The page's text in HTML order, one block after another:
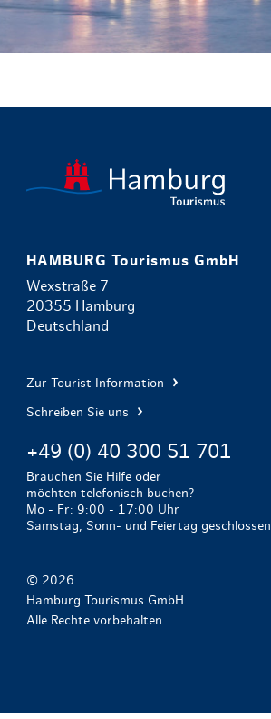
HAMBURG Tourismus GmbH
Wexstraße 7
20355 Hamburg
Deutschland
Zur Tourist Information
Schreiben Sie uns
+49 (0) 40 300 51 701
Brauchen Sie Hilfe oder
möchten telefonisch buchen?
Mo - Fr: 9:00 - 17:00 Uhr
Samstag, Sonn- und Feiertag geschlossen
© 2026
Hamburg Tourismus GmbH
Alle Rechte vorbehalten